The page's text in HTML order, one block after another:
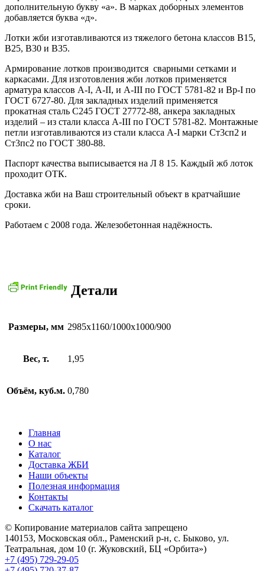
дополнительную букву «а». В марках доборных элементов
добавляется буква «д».
Лотки жби изготавливаются из тяжелого бетона классов В15,
В25, В30 и В35.
Армирование лотков производится сварными сетками и
каркасами. Для изготовления жби лотков применяется
арматура классов А-I, А-II, и А-III по ГОСТ 5781-82 и Вр-I по
ГОСТ 6727-80. Для закладных изделий применяется
прокатная сталь С245 ГОСТ 27772-88, анкера закладных
изделий – из стали класса А-III по ГОСТ 5781-82. Монтажные
петли изготавливаются из стали класса А-I марки Ст3сп2 и
Ст3пс2 по ГОСТ 380-88.
Паспорт качества выписывается на Л 8 15. Каждый жб лоток
проходит ОТК.
Доставка жби на Ваш строительный объект в кратчайшие
сроки.
Работаем с 2008 года. Железобетонная надёжность.
Детали
Размеры, мм 2985х1160/1000х1000/900
Вес, т. 1,95
Объём, куб.м. 0,780
Главная
О нас
Каталог
Доставка ЖБИ
Наши объекты
Полезная информация
Контакты
Скачать каталог
© Копирование материалов сайта запрещено
140153, Московская обл., Раменский р-н, с. Быково, ул.
Театральная, дом 10 (г. Жуковский, БЦ «Орбита»)
+7 (495) 729-29-05